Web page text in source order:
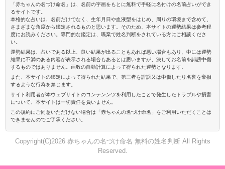
「赤ちゃんの名づけ命名」は、名前の字画をもとに無料で手軽に名付けの名前占いができ
るサイトです。
本格的な占いは、名前だけでなく、生年月日や血液型をはじめ、周りの環境まで含めて、
さまざまな角度から鑑定されるものと思います。そのため、本サイトの運勢結果は参考程
度にお読みください。専門的な鑑定は、職業で姓名判断をされている方にご相談くださ
い。
運勢結果は、占いである以上、良い結果が出ることもあれば悪い場合もあり、中には運勢
結果に不満のある内容が表示される場合もあるとは思いますが、決してお名前を誹謗中傷
するものではありません。画数の自動計算によって得られた運勢となります。
また、本サイトの鑑定によって得られた結果で、第三者を誹謗又は中傷したり名誉を棄損
するような行為を禁じます。
サイト利用者が本ウェブサイトのコンテンンツを利用したことで発生したトラブルや損害
について、本サイトは一切責任を負いません。
この規約にご同意いただけない場合は「赤ちゃんの名づけ命名」をご利用いただくことは
できませんのでご了承ください。
Copyright(C)2026 赤ちゃんの名づけ命名 無料の姓名判断 All Rights
Reserved.